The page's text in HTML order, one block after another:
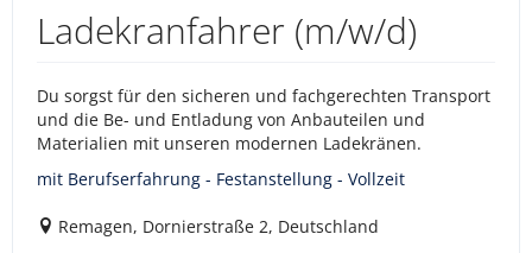
Ladekranfahrer (m/w/d)
Du sorgst für den sicheren und fachgerechten Transport
und die Be- und Entladung von Anbauteilen und
Materialien mit unseren modernen Ladekränen.
mit Berufserfahrung - Festanstellung - Vollzeit
Remagen, Dornierstraße 2, Deutschland